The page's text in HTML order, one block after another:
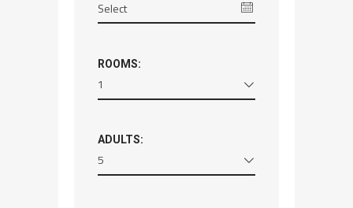
ROOMS:
1
ADULTS:
5